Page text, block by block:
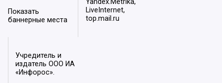
Показать
баннерные места
Yandex.Metrika,
LiveInternet,
top.mail.ru
Учредитель и
издатель ООО ИА
«Инфорос».